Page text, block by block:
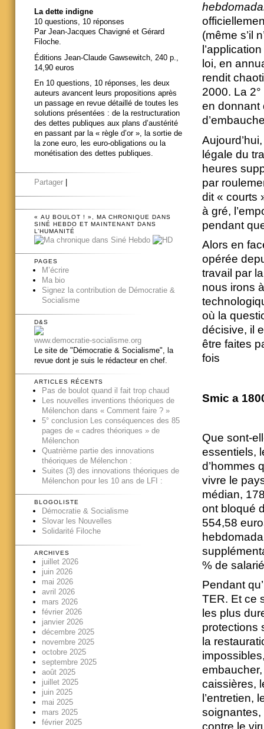
(même s’il
loi, en
rendit
2000. La
en donnant
légale du
heures
par
dit « courts
à gré,
pendant
Alors en
opérée
travail par
nous irons
où la
décisive, il
être faites
fois
Smic a
Que sont-
essentiels,
d’hommes
vivre le
médian,
ont bloqué
554,58
% de
Pendant
TER. Et ce
les plus
protections
la
embaucher,
caissières,
l’entretien,
La dette indigne
10 questions, 10 réponses
Par Jean-Jacques Chavigné et Gérard
Filoche.
Éditions Jean-Claude Gawsewitch, 240 p.,
14,90 euros
En 10 questions, 10 réponses, les deux
auteurs avancent leurs propositions après
un passage en revue détaillé de toutes les
solutions présentées : de la restructuration
des dettes publiques aux plans d’austérité
en passant par la « règle d’or », la sortie de
la zone euro, les euro-obligations ou la
monétisation des dettes publiques.
Partager
« AU BOULOT ! », MA CHRONIQUE DANS
SINÉ HEBDO ET MAINTENANT DANS
L’HUMANITÉ
PAGES
M’écrire
Ma bio
Signez la contribution de Démocratie &
Socialisme
D&S
www.democratie-socialisme.org
Le site de "Démocratie & Socialisme", la
revue dont je suis le rédacteur en chef.
ARTICLES RÉCENTS
Pas de boulot quand il fait trop chaud
Les nouvelles inventions théoriques de
Mélenchon dans « Comment faire ? »
5° conclusion Les conséquences des 85
pages de « cadres théoriques » de
Mélenchon
Quatrième partie des innovations
théoriques de Mélenchon :
Suites (3) des innovations théoriques de
Mélenchon pour les 10 ans de LFI :
BLOGOLISTE
Démocratie & Socialisme
Slovar les Nouvelles
Solidarité Filoche
ARCHIVES
juillet 2026
juin 2026
mai 2026
avril 2026
mars 2026
février 2026
janvier 2026
décembre 2025
novembre 2025
octobre 2025
septembre 2025
août 2025
juillet 2025
juin 2025
mai 2025
mars 2025
février 2025